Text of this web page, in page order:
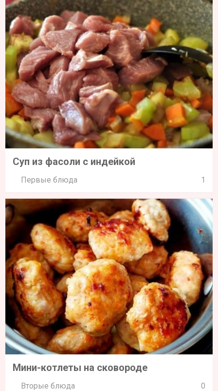
Суп из фасоли с индейкой
Первые блюда 1
Мини-котлеты на сковороде
Вторые блюда 0